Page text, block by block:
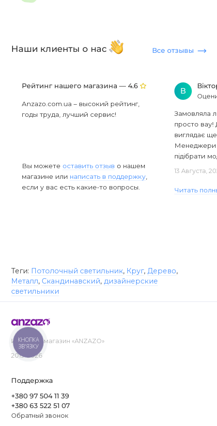
Наши клиенты о нас Все отзывы
Рейтинг нашего магазина — 4.6
Anzazo.com.ua – высокий рейтинг,
годы труда, лучший сервис!
Вы можете оставить отзыв о нашем
магазине или написать в поддержку
если у вас есть какие-то вопросы.
В
Замовляла
просто вау!
виглядає
Менеджери
підібрати
13 Августа,
Читать
Теги: Потолочный светильник, Круг, Дерево,
Металл, Скандинавский, дизайнерские
светильники
Интернет-магазин «ANZAZO»
2019-2026
Поддержка
+380 97 504 11 39
+380 63 522 51 07
Обратный звонок
КНОПКА
ЗВ'ЯЗКУ